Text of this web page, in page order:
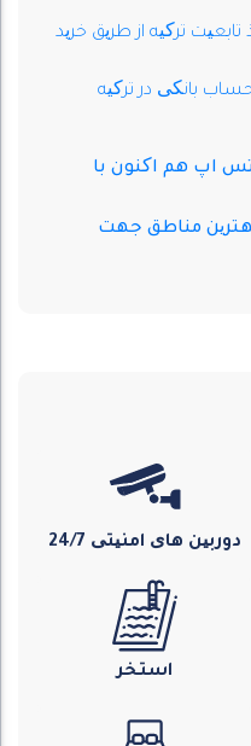
ترکیه از طریق خرید
حساب بانکی در ترکیه
اپ هم اکنون با
مناطق جهت
دوربین های امنیتی 24/7
استخر